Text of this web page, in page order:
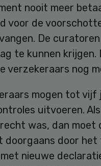
nooit meer
voor de
De
te kunnen
verzekeraars nog
mogen tot vijf
uitvoeren.
was, dan
doorgaans door
nieuwe